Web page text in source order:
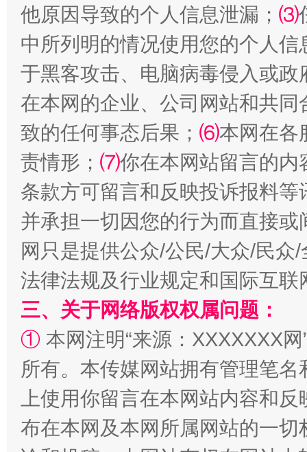
受贿1.44亿！段成刚被判无期 从幼
全民健身五年计划来了！等你上场
他原因导致的个人信息泄漏； ⑶
中所列明的情况使用您的个人
于黑客攻击、电脑病毒侵入或
在本网的企业、公司网站和共
致的任何事态后果； ⑹本网在各
责情形； ⑺你在本网站留言的内
条款方可留言和反映投诉报料
并承担一切因您的行为而直接
网只是提供公众/公民/大众/民
法律法规及行业规定和国际互
三、关于网络版权权属问题：
① 本网注明“来源：XXXXXXX
所有。本传媒网站拥有管理笔
上使用你留言在本网站内容和
布在本网及本网所属网站的一